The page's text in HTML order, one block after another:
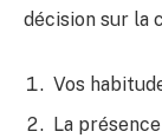
décision sur la
Vos
La